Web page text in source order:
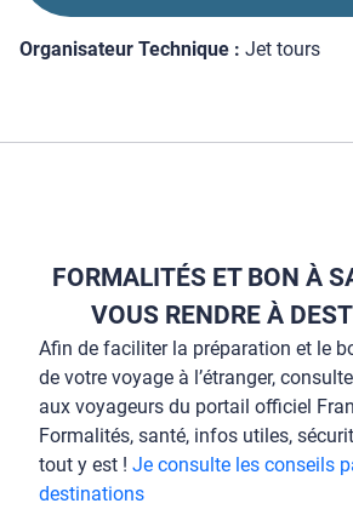
Organisateur Technique : Jet tours
FORMALITÉS ET BON À
VOUS RENDRE À
Afin de faciliter la préparation et le
de votre voyage à l’étranger,
aux voyageurs du portail officiel
Formalités, santé, infos utiles,
tout y est ! Je consulte les conseils
destinations